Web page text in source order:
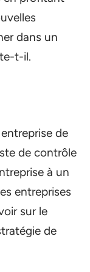
dans un
t-il.
de
de contrôle
à un
entreprises
sur le
de